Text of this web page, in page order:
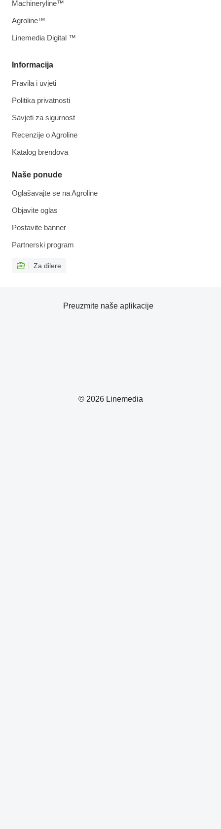
Informacija
Pravila i uvjeti
Politika privatnosti
Savjeti za sigurnost
Recenzije o Agroline
Katalog brendova
Naše ponude
Oglašavajte se na Agroline
Objavite oglas
Postavite banner
Partnerski program
Za dilere
Machineryline™
Agroline™
Linemedia Digital ™
© 2026 Linemedia
Preuzmite naše aplikacije